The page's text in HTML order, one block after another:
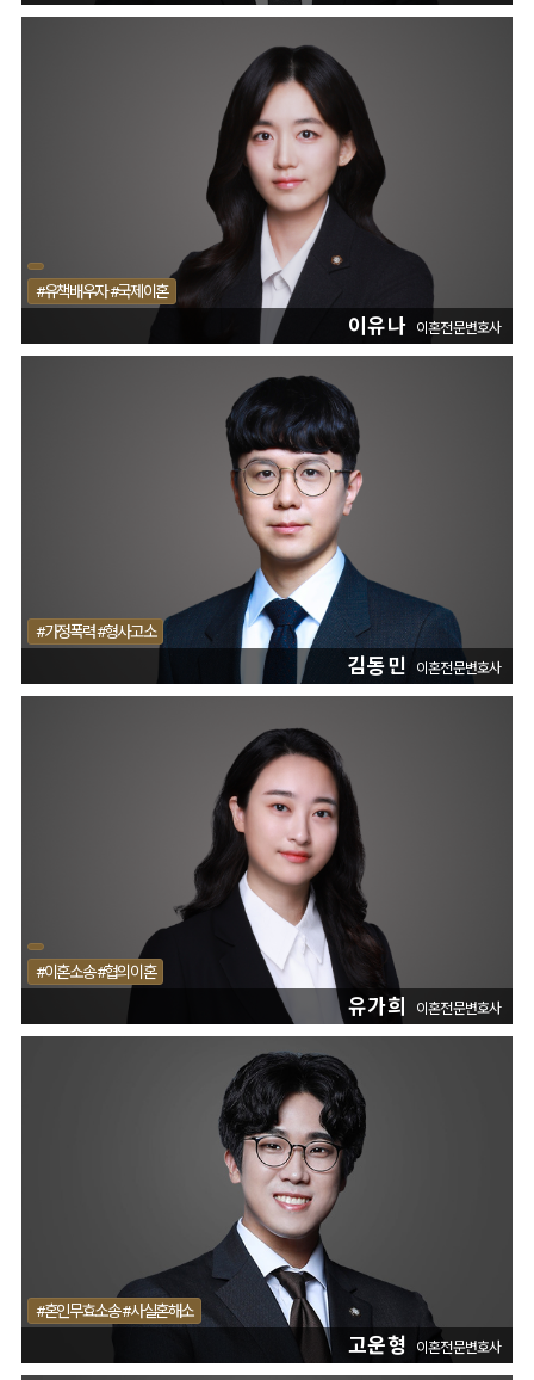
#유책배우자 #국제이혼
이유나 이혼전문변호사
#가정폭력 #형사고소
김동민 이혼전문변호사
#이혼소송 #협의이혼
유가희 이혼전문변호사
#혼인무효소송 #사실혼해소
고운형 이혼전문변호사